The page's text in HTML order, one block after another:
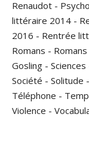
Renaudot -
littéraire 2014 -
2016 - Rentrée
Romans -
Gosling - Sciences
Société - Solitude -
Téléphone -
Violence -